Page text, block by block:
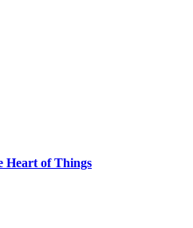
Heart of Things